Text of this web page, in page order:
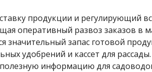
продукции и регулирующий
оперативный развоз заказов в
запас готовой
удобрений и кассет для рассады.
информацию для